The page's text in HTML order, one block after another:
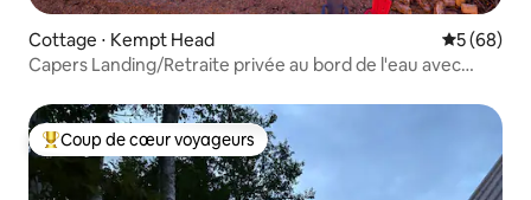
Cottage ⋅ Kempt Head
5 (68)
Capers Landing/Retraite privée au bord de l'eau avec
Coups de cœur voyageurs les plus appréciés
Coup de cœur voyageurs